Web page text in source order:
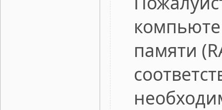
памяти